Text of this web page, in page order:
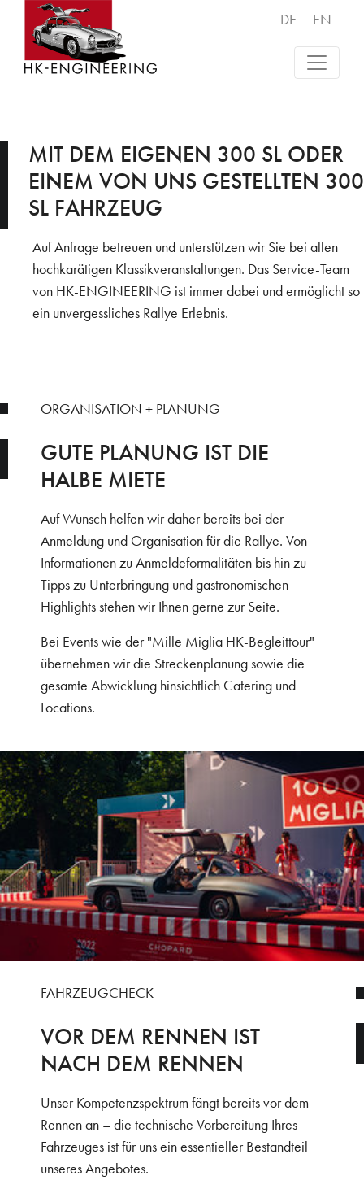
DE EN
MIT DEM EIGENEN 300 SL ODER
EINEM VON UNS GESTELLTEN 300
SL FAHRZEUG
Auf Anfrage betreuen und unterstützen wir Sie bei allen
hochkarätigen Klassikveranstaltungen. Das Service-Team
von HK-ENGINEERING ist immer dabei und ermöglicht so
ein unvergessliches Rallye Erlebnis.
ORGANISATION + PLANUNG
GUTE PLANUNG IST DIE
HALBE MIETE
Auf Wunsch helfen wir daher bereits bei der
Anmeldung und Organisation für die Rallye. Von
Informationen zu Anmeldeformalitäten bis hin zu
Tipps zu Unterbringung und gastronomischen
Highlights stehen wir Ihnen gerne zur Seite.
Bei Events wie der "Mille Miglia HK-Begleittour"
übernehmen wir die Streckenplanung sowie die
gesamte Abwicklung hinsichtlich Catering und
Locations.
FAHRZEUGCHECK
VOR DEM RENNEN IST
NACH DEM RENNEN
Unser Kompetenzspektrum fängt bereits vor dem
Rennen an – die technische Vorbereitung Ihres
Fahrzeuges ist für uns ein essentieller Bestandteil
unseres Angebotes.